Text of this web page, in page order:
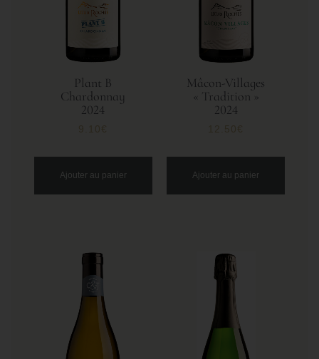
Plant B
Chardonnay
2024
Ajouter au panier
Mâcon-Villages
« Tradition »
2024
Ajouter au panier